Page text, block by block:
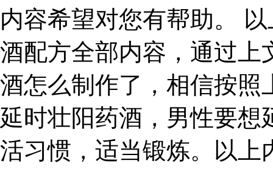
内容希望对您有帮助。
酒配方全部内容，通过上
酒怎么制作了，相信按照
延时壮阳药酒，男性要想
活习惯，适当锻炼。以上